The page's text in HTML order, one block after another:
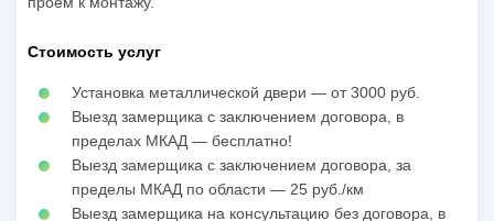
Стоимость услуг
Установка металлической двери — от 3000 руб.
Выезд замерщика с заключением договора, в
пределах МКАД — бесплатно!
Выезд замерщика с заключением договора, за
пределы МКАД по области — 25 руб./км
Выезд замерщика на консультацию без договора, в